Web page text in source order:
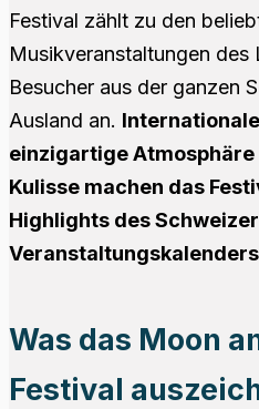
Festival zählt zu den
Musikveranstaltungen des
Besucher aus der ganzen
Ausland an.
einzigartige
Kulisse machen das
Highlights des Schweizer
Was das Moon
Festival